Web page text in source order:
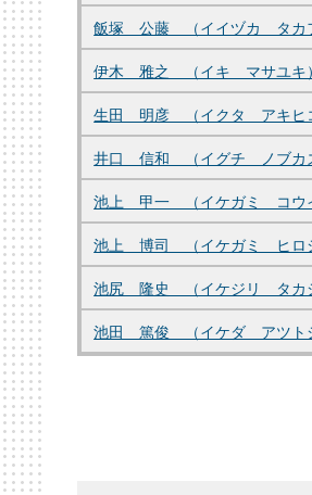
飯塚 公藤 （イイヅカ タカ
伊木 雅之 （イキ マサユキ）
生田 明彦 （イクタ アキヒ
井口 信和 （イグチ ノブカ
池上 甲一 （イケガミ コウ
池上 博司 （イケガミ ヒロ
池尻 隆史 （イケジリ タカ
池田 篤俊 （イケダ アツト